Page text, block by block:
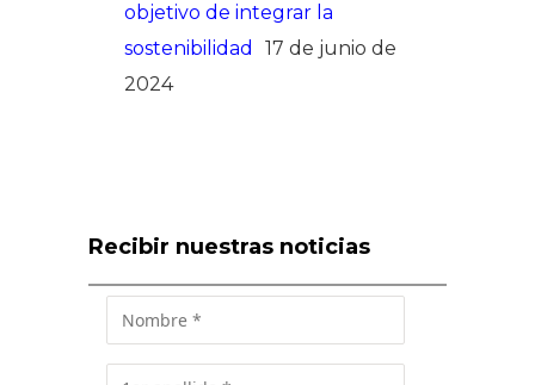
objetivo de integrar la
sostenibilidad
17 de junio de
2024
Recibir nuestras noticias